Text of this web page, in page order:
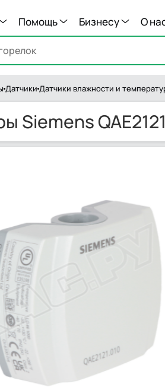
Помощь Бизнесу О
Датчики Датчики влажности и
Siemens